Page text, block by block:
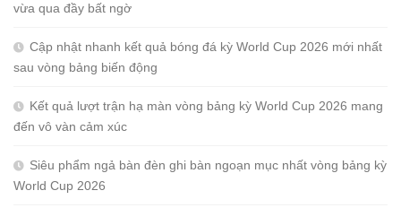
vừa qua đầy bất ngờ
Cập nhật nhanh kết quả bóng đá kỳ World Cup 2026 mới nhất
sau vòng bảng biến động
Kết quả lượt trận hạ màn vòng bảng kỳ World Cup 2026 mang
đến vô vàn cảm xúc
Siêu phẩm ngả bàn đèn ghi bàn ngoạn mục nhất vòng bảng kỳ
World Cup 2026